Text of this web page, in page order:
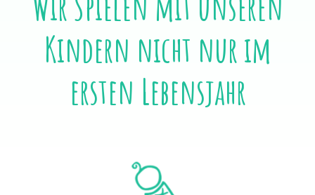
Kindern nicht nur im
ersten Lebensjahr